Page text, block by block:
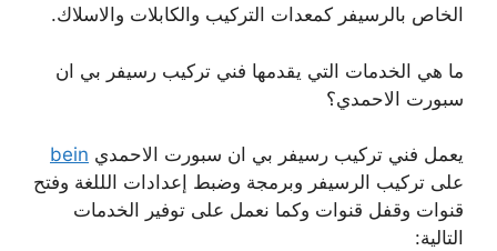
الخاص بالرسيفر كمعدات التركيب والكابلات والاسلاك.
ما هي الخدمات التي يقدمها فني تركيب رسيفر بي ان
سبورت الاحمدي؟
يعمل فني تركيب رسيفر بي ان سبورت الاحمدي bein
على تركيب الرسيفر وبرمجة وضبط إعدادات الللغة وفتح
قنوات وقفل قنوات وكما نعمل على توفير الخدمات
التالية: